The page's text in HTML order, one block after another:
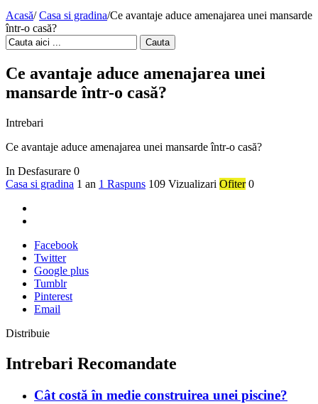
Acasă/ Casa si gradina/Ce avantaje aduce amenajarea unei mansarde
într-o casă?
Cauta
Ce avantaje aduce amenajarea unei
mansarde într-o casă?
Intrebari
Ce avantaje aduce amenajarea unei mansarde într-o casă?
In Desfasurare 0
Casa si gradina 1 an 1 Raspuns 109 Vizualizari Ofiter 0
Facebook
Twitter
Google plus
Tumblr
Pinterest
Email
Distribuie
Intrebari Recomandate
Cât costă în medie construirea unei piscine?